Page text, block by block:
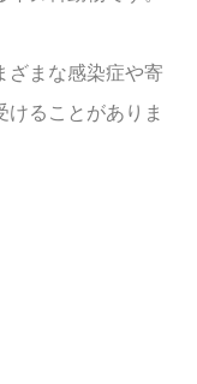
ざまな感染症や寄
ることがありま